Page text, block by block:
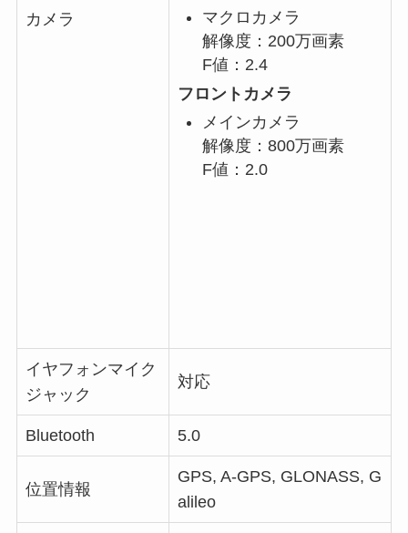
カメラ
マクロカメラ
解像度：200万画素
F値：2.4
フロントカメラ
メインカメラ
解像度：800万画素
F値：2.0
イヤフォンマイク
ジャック
対応
Bluetooth 5.0
位置情報
GPS, A-GPS, GLONASS, G
alileo